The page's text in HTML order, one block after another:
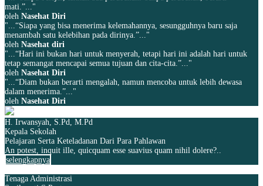
mati.”..."
oleh Nasehat Diri
"...“Siapa yang bisa menerima kelemahannya, sesungguhnya baru saja
menambah satu kelebihan pada dirinya.”..."
oleh Nasehat diri
"...“Hari ini bukan hari untuk menyerah, tetapi hari ini adalah hari untuk
tetap semangat mencapai semua tujuan dan cita-cita.”..."
oleh Nasehat Diri
"...“Diam bukan berarti mengalah, namun mencoba untuk lebih dewasa
dalam menerima.”..."
oleh Nasehat Diri
H. Irwansyah, S.Pd, M.Pd
Kepala Sekolah
Pelajaran Serta Keteladanan Dari Para Pahlawan
An potest, inquit ille, quicquam esse suavius quam nihil dolere?..
selengkapnya
Tenaga Administrasi